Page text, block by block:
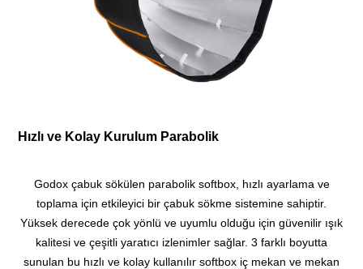
Hızlı ve Kolay Kurulum Parabolik
Godox çabuk sökülen parabolik softbox, hızlı ayarlama ve
toplama için etkileyici bir çabuk sökme sistemine sahiptir.
Yüksek derecede çok yönlü ve uyumlu olduğu için güvenilir ışık
kalitesi ve çeşitli yaratıcı izlenimler sağlar. 3 farklı boyutta
sunulan bu hızlı ve kolay kullanılır softbox iç mekan ve mekan